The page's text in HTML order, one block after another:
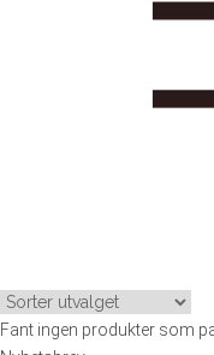
Fant ingen produkter som